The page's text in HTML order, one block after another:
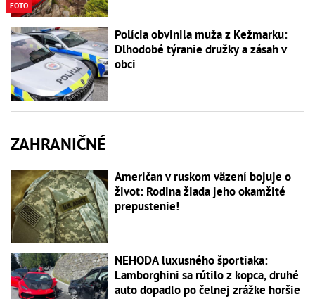
FOTO
Polícia obvinila muža z Kežmarku:
Dlhodobé týranie družky a zásah v
obci
ZAHRANIČNÉ
Američan v ruskom väzení bojuje o
život: Rodina žiada jeho okamžité
prepustenie!
NEHODA luxusného športiaka:
Lamborghini sa rútilo z kopca, druhé
auto dopadlo po čelnej zrážke horšie